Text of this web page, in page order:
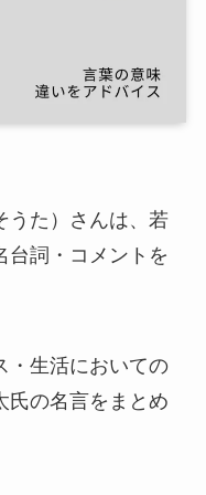
うた）さんは、若
台詞・コメントを
・生活においての
氏の名言をまとめ